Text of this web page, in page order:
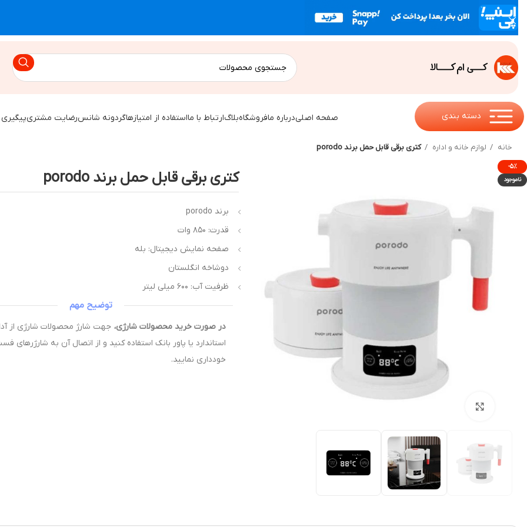
دسته بندی صفحه اصلیدرباره مافروشگاهبلاگارتباط با مااستفاده از امتیازهاگردونه شانسرضایت مشتری
خانه لوازم خانه و اداره کتری برقی قابل حمل برند porodo
-۵%
ناموجود کتری برقی قابل حمل برند porodo
برند porodo
قدرت: ۸۵۰ وات
صفحه نمایش دیجیتال: بله
دوشاخه انگلستان
ظرفیت آب: ۶۰۰ میلی لیتر
توضیح مهم
در صورت خرید محصولات شارژی،
استاندارد یا پاور بانک استفاده کنید و از اتصال آن به شارژرهای
خودداری نمایید.